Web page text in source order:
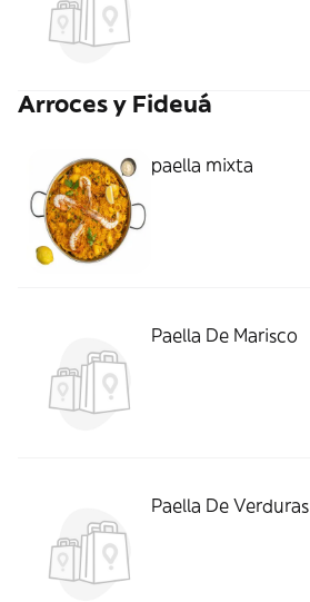
Arroces y Fideuá
paella mixta
Paella De Marisco
Paella De Verduras